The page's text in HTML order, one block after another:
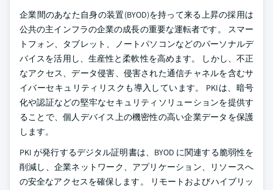
企業間のあなた自身の装置(BYOD)を持って来る上昇の採用は
公共の主インフラの企業の成長の重要な運転者です。 スマー
トフォン、タブレット、ノートパソコンなどのパーソナルデ
バイスを活用し、生産性と柔軟性を高めます。 しかし、不正
なアクセス、データ侵害、侵害された通信チャネルを含むサ
イバーセキュリティリスクも導入しています。 PKIは、暗号
化や認証などの堅牢なセキュリティソリューションを提供す
ることで、個人デバイス上の機密性の高い企業データを保護
します。
PKI が発行するデジタル証明書は、BYOD に関連する脆弱性を
削減し、企業ネットワーク、アプリケーション、リソースへ
の安全なアクセスを確保します。 リモートおよびハイブリッ